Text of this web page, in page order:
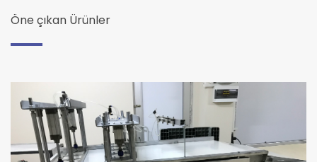
Öne çıkan Ürünler